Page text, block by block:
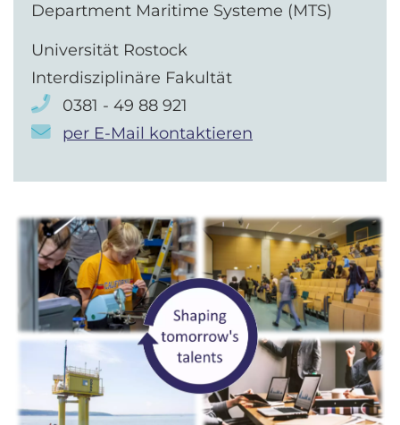
Department Maritime Systeme (MTS)
Universität Rostock
Interdisziplinäre Fakultät
0381 - 49 88 921
per E-Mail kontaktieren